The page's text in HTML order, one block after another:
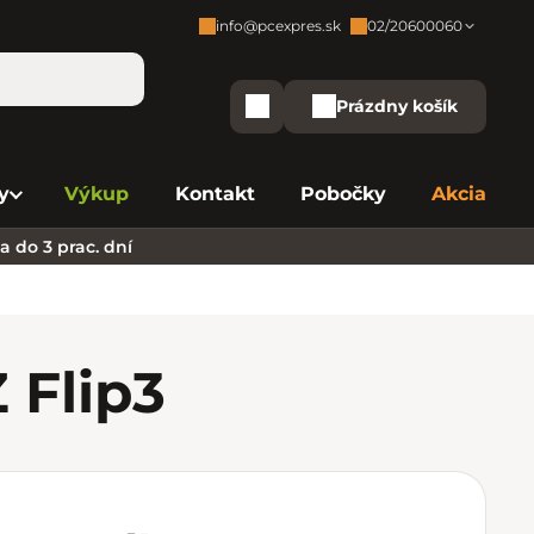
Zákaznícka podpora:
info@pcexpres.sk 02/20600060
Bratislava - Avion 02/20 60 00 61
Bratislava - Aupark
Bratislava - Eurovea
B. Bystrica - Europa
Nákupný košík
Prázdny košík
Výkup Kontakt Pobočky Akcia
do 3 prac. dní
Flip3